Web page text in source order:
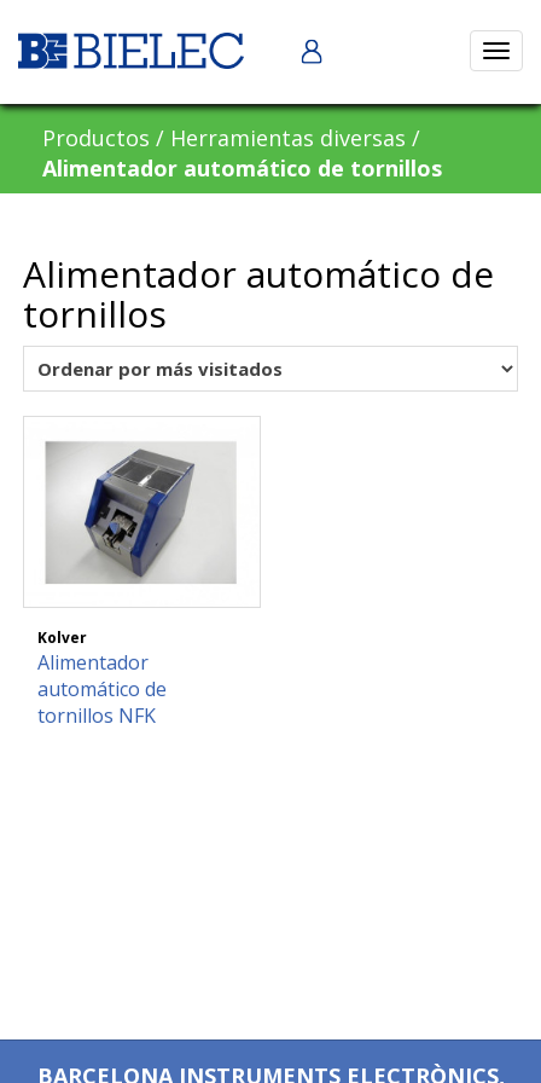
Abrir
Productos / Herramientas diversas /
Alimentador automático de tornillos
Alimentador automático de
tornillos
Kolver
Alimentador
automático de
tornillos NFK
BARCELONA INSTRUMENTS ELECTRÒNICS,